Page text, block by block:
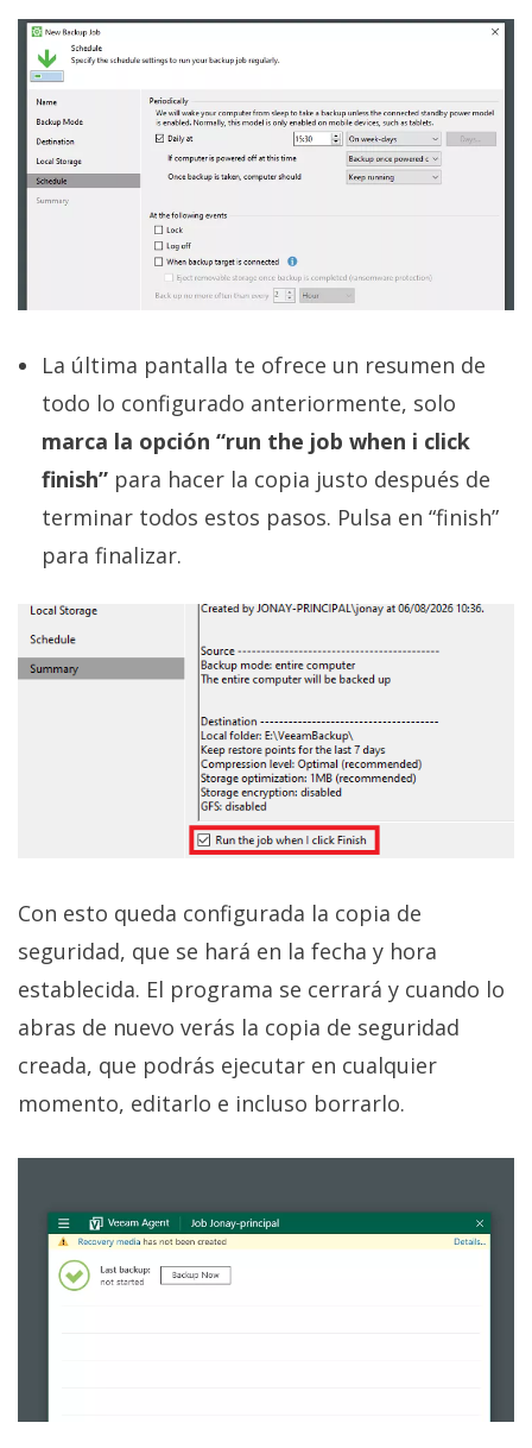
La última pantalla te ofrece un resumen de
todo lo configurado anteriormente, solo
marca la opción “run the job when i click
finish” para hacer la copia justo después de
terminar todos estos pasos. Pulsa en “finish”
para finalizar.
Con esto queda configurada la copia de
seguridad, que se hará en la fecha y hora
establecida. El programa se cerrará y cuando lo
abras de nuevo verás la copia de seguridad
creada, que podrás ejecutar en cualquier
momento, editarlo e incluso borrarlo.